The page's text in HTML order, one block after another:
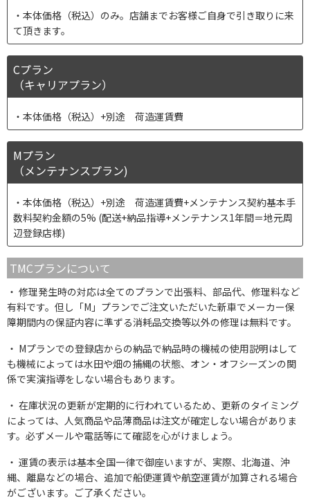
本体価格（税込）のみ。店舗までお客様ご自身で引き取りに来
て頂きます。
Cプラン
（キャリアプラン）
本体価格（税込）+別途 荷造運賃費
Mプラン
（メンテナンスプラン)
本体価格（税込）+別途 荷造運賃費+メンテナンス契約基本手
数料契約金額の5% (配送+納品指導+メンテナンス1年間＝地元周
辺登録店様)
TMCプランについて
修理発生時の対応は全てのプランで出張料、部品代、修理料など
有料です。但し「M」プランでご注文いただいた新車でメーカー保
障期間内の保証内容に準ずる消耗品交換等以外の修理は無料です。
Mプランでの登録店からの納品で納品時の機械の使用説明はして
も機械によっては水田や畑の捕縄の状態、オン・オフシーズンの関
係で実演指導をしない場合もあります。
在庫状況の更新が定期的に行われているため、更新のタイミング
によっては、人気商品や品薄商品は注文が確定しない場合がありま
す。必ずメールや電話等にて確認を心がけましょう。
運賃の表示は基本全国一律で御座いますが、実際、北海道、沖
縄、離島などの場合、追加で船便運賃や航空運賃が加算される場合
がございます。ご了承ください。